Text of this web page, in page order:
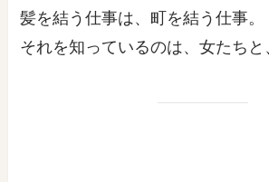
髪を結う仕事は、町を結う仕事。
それを知っているのは、女たちと